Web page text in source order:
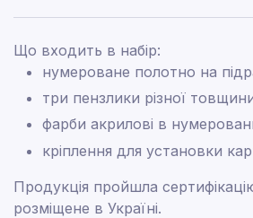
Що входить в набір:
нумероване полотно на
три пензлики різної
фарби акрилові в
кріплення для установки
Продукція пройшла
розміщене в Україні.